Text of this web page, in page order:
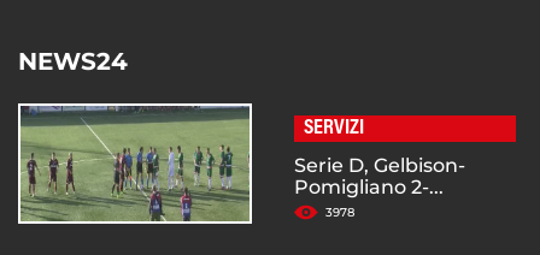
NEWS24
SERVIZI
Serie D, Gelbison-
Pomigliano 2-...
3978